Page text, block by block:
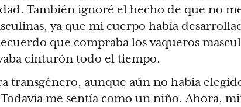
También ignoré el hecho de que no
ya que mi cuerpo había
que compraba los vaqueros
cinturón todo el tiempo.
transgénero, aunque aún no había
me sentía como un niño. Ahora,